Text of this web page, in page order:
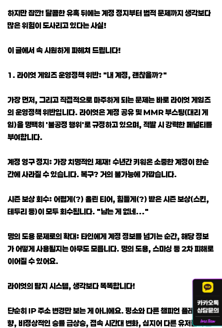
하지만 잠깐! 달콤한 유혹 뒤에는 계정 정지부터 법적 문제까지 생각보다
많은 위험이 도사리고 있다는 사실!
이 글에서 속 시원하게 파헤쳐 드립니다!
1. 라이엇 게임즈 운영정책 위반: "내 계정, 괜찮을까?"
가장 먼저, 그리고 직접적으로 마주하게 되는 문제는 바로 라이엇 게임즈
의 운영정책 위반입니다. 라이엇은 계정 공유 및 MMR 부스팅(대리 게
임)을 명백히 '불공정 행위'로 규정하고 있으며, 적발 시 강력한 페널티를
부여합니다.
계정 영구 정지: 가장 치명적인 제재! 수년간 키워온 소중한 계정이 한순
간에 사라질 수 있습니다. 복구? 거의 불가능에 가깝습니다.
시즌 보상 회수: 어렵게(?) 올린 티어, 힘들게(?) 받은 시즌 보상(스킨,
테두리 등)이 모두 회수됩니다. "남는 게 없네..."
명의 도용 문제로의 확대: 타인에게 계정 정보를 넘기는 순간, 해당 정보
가 어떻게 사용될지는 아무도 모릅니다. 명의 도용, 스미싱 등 2차 피해로
이어질 수 있어요.
라이엇의 탐지 시스템, 생각보다 똑똑합니다!
단순히 IP 주소 변경만 보는 게 아니에요. 평소와 다른 챔피언 플레이 성
향, 비정상적인 승률 급상승, 접속 시간대 변화, 심지어 다른 유저들의 신